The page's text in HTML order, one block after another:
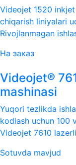
Videojet 1520
chiqarish liniyalari
Rivojlanmagan
На заказ
Videojet®
mashinasi
Yuqori tezlikda
kodlash uchun 100
Videojet 7610
Sotuvda mavjud